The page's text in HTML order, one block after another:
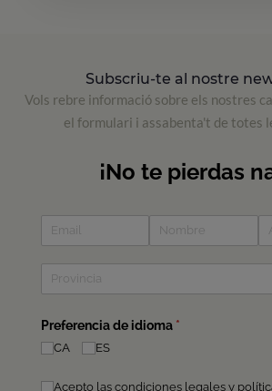
Subscriu-te al nostre
Vols rebre informació sobre els nostres
el formulari i assabenta't de totes